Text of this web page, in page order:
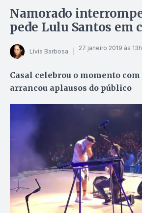
Namorado
pede Lulu Santos em
Lívia Barbosa 27 janeiro 2019 às
Casal celebrou o momento com
arrancou aplausos do público